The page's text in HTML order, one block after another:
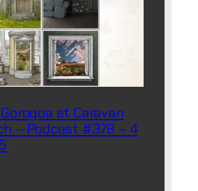
et Caravan
– Podcast #378 – 4